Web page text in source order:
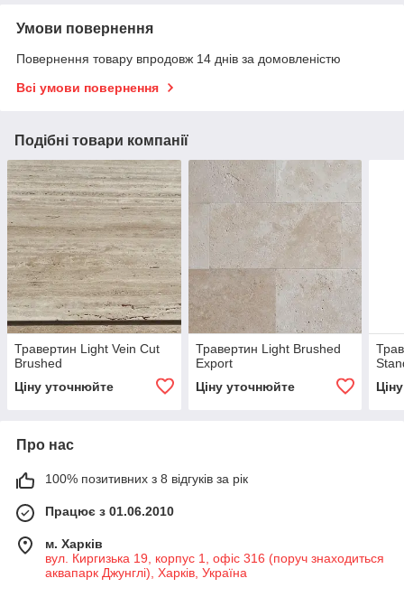
Умови повернення
Повернення товару впродовж 14 днів за домовленістю
Всі умови повернення
Подібні товари компанії
Травертин Light Vein Cut
Brushed
Ціну уточнюйте
Травертин Light Brushed
Export
Ціну уточнюйте
Про нас
100% позитивних з 8 відгуків за рік
Працює з 01.06.2010
м. Харків
вул. Киргизька 19, корпус 1, офіс 316 (поруч знаходиться
аквапарк Джунглі), Харків, Україна